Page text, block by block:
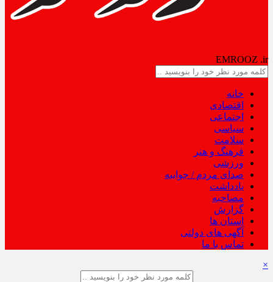
EMROOZ .ir
خانه
اقتصادی
اجتماعی
سیاسی
سلامت
فرهنگ و هنر
ورزشی
صدای مردم / جوابیه
یادداشت
مصاحبه
گزارش
استان ها
آگهی های دولتی
تماس با ما
×